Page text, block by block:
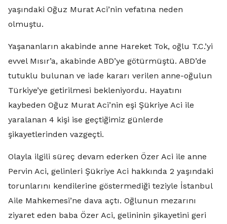
yaşındaki Oğuz Murat Aci’nin vefatına neden
olmuştu.
Yaşananların akabinde anne Hareket Tok, oğlu T.C.’yi
evvel Mısır’a, akabinde ABD’ye götürmüştü. ABD’de
tutuklu bulunan ve iade kararı verilen anne-oğulun
Türkiye’ye getirilmesi bekleniyordu. Hayatını
kaybeden Oğuz Murat Aci’nin eşi Şükriye Aci ile
yaralanan 4 kişi ise geçtiğimiz günlerde
şikayetlerinden vazgeçti.
Olayla ilgili süreç devam ederken Özer Aci ile anne
Pervin Aci, gelinleri Şükriye Aci hakkında 2 yaşındaki
torunlarını kendilerine göstermediği teziyle İstanbul
Aile Mahkemesi’ne dava açtı. Oğlunun mezarını
ziyaret eden baba Özer Aci, gelininin şikayetini geri